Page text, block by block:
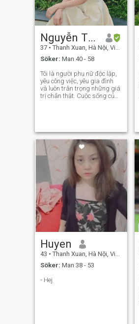
Nguyễn Thị Khánh Linh
37 • Thanh Xuan, Hà Nội, Vietnam
Söker: Man 40 - 58
Tôi là người phụ nữ độc lập,
yêu công việc, yêu gia đình
và luôn trân trọng những giá
trị chân thật. Cuộc sống của
bản thân. Trong tình c
Huyen
43 • Thanh Xuan, Hà Nội, Vietnam
Söker: Man 38 - 53
- Hej